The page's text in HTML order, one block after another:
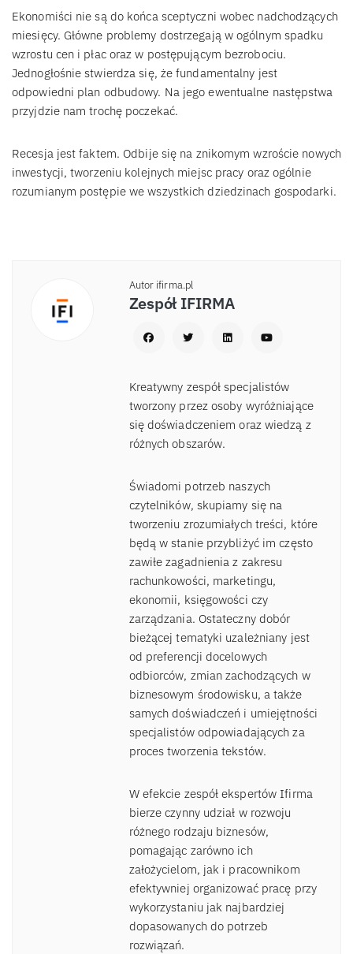
Ekonomiści nie są do końca sceptyczni wobec nadchodzących
miesięcy. Główne problemy dostrzegają w ogólnym spadku
wzrostu cen i płac oraz w postępującym bezrobociu.
Jednogłośnie stwierdza się, że fundamentalny jest
odpowiedni plan odbudowy. Na jego ewentualne następstwa
przyjdzie nam trochę poczekać.
Recesja jest faktem. Odbije się na znikomym wzroście nowych
inwestycji, tworzeniu kolejnych miejsc pracy oraz ogólnie
rozumianym postępie we wszystkich dziedzinach gospodarki.
Autor ifirma.pl
Zespół IFIRMA
Kreatywny zespół specjalistów
tworzony przez osoby wyróżniające
się doświadczeniem oraz wiedzą z
różnych obszarów.
Świadomi potrzeb naszych
czytelników, skupiamy się na
tworzeniu zrozumiałych treści, które
będą w stanie przybliżyć im często
zawiłe zagadnienia z zakresu
rachunkowości, marketingu,
ekonomii, księgowości czy
zarządzania. Ostateczny dobór
bieżącej tematyki uzależniany jest
od preferencji docelowych
odbiorców, zmian zachodzących w
biznesowym środowisku, a także
samych doświadczeń i umiejętności
specjalistów odpowiadających za
proces tworzenia tekstów.
W efekcie zespół ekspertów Ifirma
bierze czynny udział w rozwoju
różnego rodzaju biznesów,
pomagając zarówno ich
założycielom, jak i pracownikom
efektywniej organizować pracę przy
wykorzystaniu jak najbardziej
dopasowanych do potrzeb
rozwiązań.